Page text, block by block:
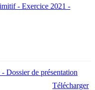
- Exercice 2021 -
Dossier de présentation
Télécharger